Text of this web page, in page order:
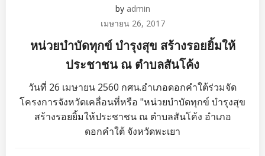
by admin
เมษายน 26, 2017
หน่วยบำบัดทุกข์ บำรุงสุข สร้างรอยยิ้มให้
ประชาชน ณ ตำบลสันโค้ง
วันที่ 26 เมษายน 2560 กศน.อำเภอดอกคำใต้ร่วมจัด
โครงการจังหวัดเคลื่อนที่หรือ "หน่วยบำบัดทุกข์ บำรุงสุข
สร้างรอยยิ้มให้ประชาชน ณ ตำบลสันโค้ง อำเภอ
ดอกคำใต้ จังหวัดพะเยา